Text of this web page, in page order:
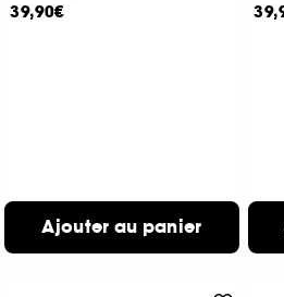
39,90€
Ajouter au panier